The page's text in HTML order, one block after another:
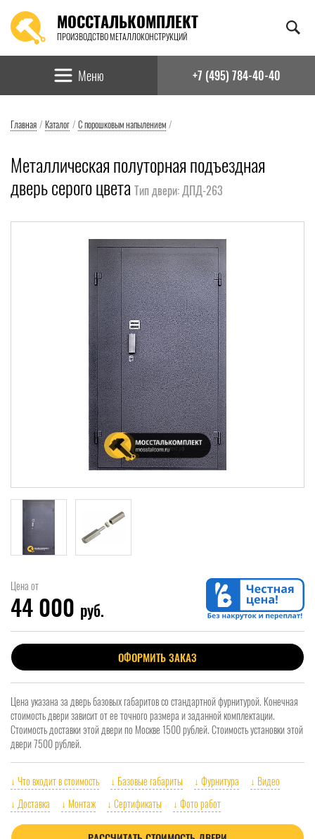
МОССТАЛЬКОМПЛЕКТ
ПРОИЗВОДСТВО МЕТАЛЛОКОНСТРУКЦИЙ
Найти:
Меню +7 (495) 784-40-40
Главная / Каталог / С порошковым напылением /
Металлическая полуторная подъездная
дверь серого цвета Тип двери: ДПД-263
Цена от
44 000 руб.
ОФОРМИТЬ ЗАКАЗ
Цена указана за дверь базовых габаритов со стандартной фурнитурой. Конечная
стоимость двери зависит от ее точного размера и заданной комплектации.
Стоимость доставки этой двери по Москве 1500 рублей. Стоимость установки этой
двери 7500 рублей.
↓ Что входит в стоимость ↓ Базовые габариты ↓ Фурнитура
↓ Видео
↓ Доставка
↓ Монтаж ↓ Сертификаты ↓ Фото работ